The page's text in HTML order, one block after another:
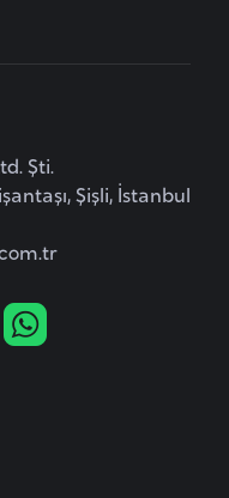
Şti.
Şişli, İstanbul